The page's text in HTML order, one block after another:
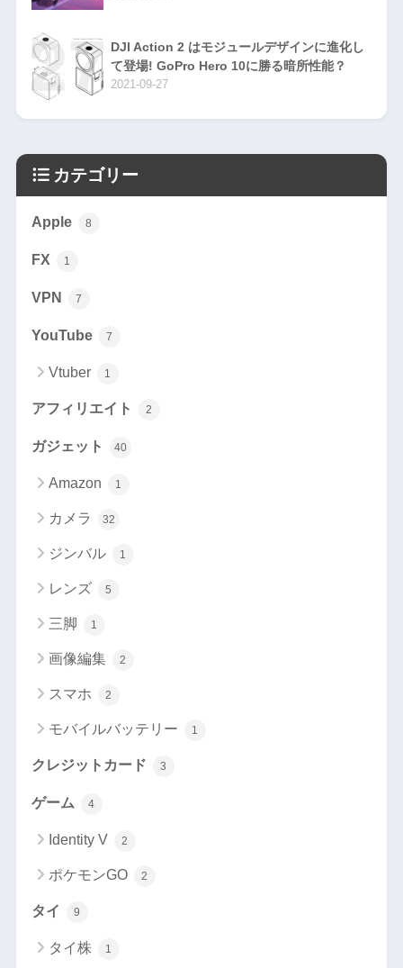
DJI Action 2 はモジュールデザインに進化し
て登場! GoPro Hero 10に勝る暗所性能？
2021-09-27
カテゴリー
Apple 8
FX 1
VPN 7
YouTube 7
Vtuber 1
アフィリエイト 2
ガジェット 40
Amazon 1
カメラ 32
ジンバル 1
レンズ 5
三脚 1
画像編集 2
スマホ 2
モバイルバッテリー 1
クレジットカード 3
ゲーム 4
Identity V 2
ポケモンGO 2
タイ 9
タイ株 1